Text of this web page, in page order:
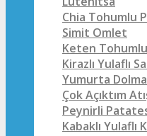
Chia Tohumlu
Simit Omlet
Keten Tohumlu
Kirazlı Yulaflı
Yumurta
Çok Açıktım
Peynirli
Kabaklı Yulaflı